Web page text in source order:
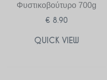
Φυστικοβούτυρο 700g
€ 8.90
QUICK VIEW